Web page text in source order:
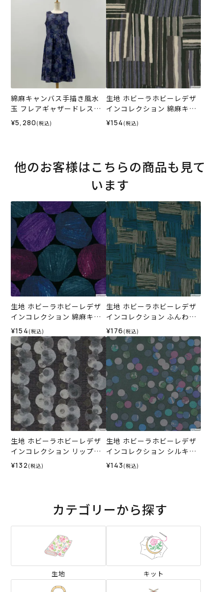
綿麻キャンバス手描き風水
玉 フレアギャザードレス＜L
サイズ＞37B
¥5,280 (税込)
生地 ホビーラホビーレデザ
インコレクション 綿麻キャ
ンバス パッチワークストラ
イプ＜3GR＞
¥154 (税込)
他のお客様はこちらの商品も見て
います
生地 ホビーラホビーレデザ
インコレクション 綿麻キャ
ンバス 手描き風水玉＜1X＞
¥154 (税込)
生地 ホビーラホビーレデザ
インコレクション ふんわり
コットン バスケット＜2N＞
¥176 (税込)
生地 ホビーラホビーレデザ
インコレクション リップル
ドットストライプ＜3GR＞
¥132 (税込)
生地 ホビーラホビーレデザ
インコレクション シルキー
ローン カラフルドットボー
ダー＜3GR＞
¥143 (税込)
カテゴリーから探す
生地 キット